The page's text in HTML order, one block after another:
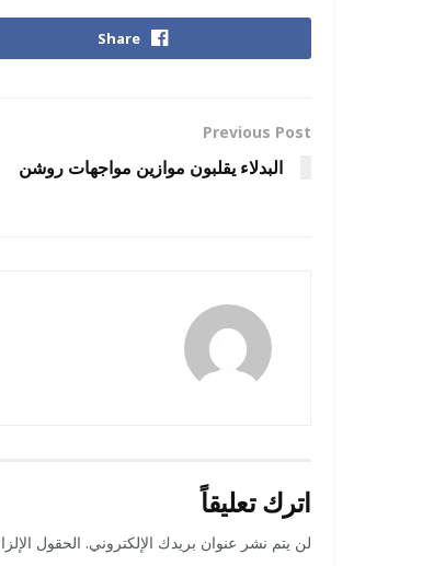
Share
Previous Post
البدلاء يقلبون موازين مواجهات روشن
اترك تعليقاً
لن يتم نشر عنوان بريدك الإلكتروني. الحقول